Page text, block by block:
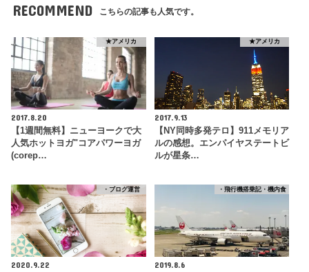
RECOMMEND こちらの記事も人気です。
★アメリカ
2017.8.20
【1週間無料】ニューヨークで大
人気ホットヨガ"コアパワーヨガ
(corep…
★アメリカ
2017.9.13
【NY同時多発テロ】911メモリア
ルの感想。エンパイヤステートビ
ルが星条…
・ブログ運営
2020.9.22
・飛行機搭乗記・機内食
2019.8.6